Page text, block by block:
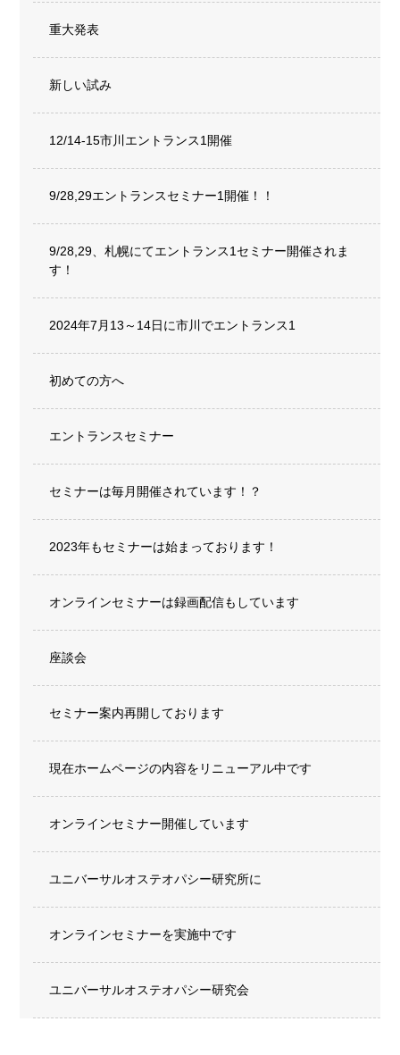
重大発表
新しい試み
12/14-15市川エントランス1開催
9/28,29エントランスセミナー1開催！！
9/28,29、札幌にてエントランス1セミナー開催されま
す！
2024年7月13～14日に市川でエントランス1
初めての方へ
エントランスセミナー
セミナーは毎月開催されています！？
2023年もセミナーは始まっております！
オンラインセミナーは録画配信もしています
座談会
セミナー案内再開しております
現在ホームページの内容をリニューアル中です
オンラインセミナー開催しています
ユニバーサルオステオパシー研究所に
オンラインセミナーを実施中です
ユニバーサルオステオパシー研究会